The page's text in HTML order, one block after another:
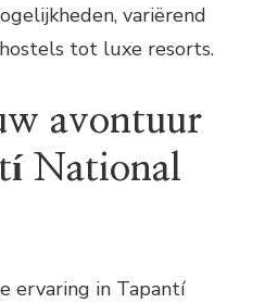
variërend
tot luxe resorts.
avontuur
National
ervaring in Tapantí